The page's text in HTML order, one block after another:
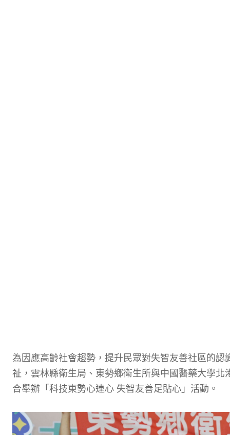
為因應高齡社會趨勢，提升民眾對失智友善社區的
祉，雲林縣衛生局、東勢鄉衛生所與中國醫藥大學
合舉辦「科技東勢心連心 失智友善足貼心」活動。